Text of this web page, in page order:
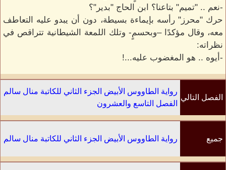
-نعم .. "تميم" بتاعنا؟ ابن الحاج "بدير"؟
حرك "محرز" رأسه بإيماءة بسيطة، دون أن يبدو عليه التعاطف
معه، وقال مؤكدًا –وبحسمٍ- وتلك اللمعة الشيطانية تتراقص في
نظراته:
-أيوه .. هو المغضوب عليه...!
الفصل التالي
رواية الطاووس الأبيض الجزء الثاني للكاتبة منال سالم
الفصل التاسع والعشرون
جميع رواية الطاووس الأبيض الجزء الثاني للكاتبة منال سالم